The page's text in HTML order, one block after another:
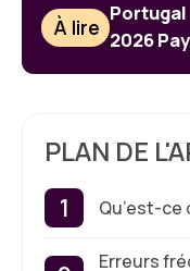
À lire
Portugal
2026
PLAN DE
Qu’est-ce
Erreurs